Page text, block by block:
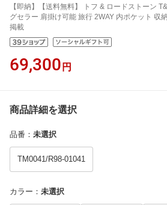
【即納】【送料無料】 トフ & ロードストーン
グセラー 肩掛け可能 旅行 2WAY 内ポケット 収
掲載
69,300 円
商品詳細を選択
品番 ： 未選択
TM0041/R98-01041
カラー ： 未選択